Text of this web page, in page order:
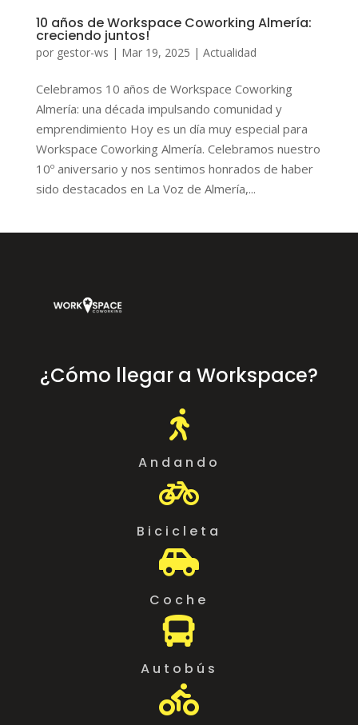
10 años de Workspace Coworking Almería:
creciendo juntos!
por gestor-ws | Mar 19, 2025 | Actualidad
Celebramos 10 años de Workspace Coworking
Almería: una década impulsando comunidad y
emprendimiento Hoy es un día muy especial para
Workspace Coworking Almería. Celebramos nuestro
10º aniversario y nos sentimos honrados de haber
sido destacados en La Voz de Almería,...
¿Cómo llegar a Workspace?

Andando

Bicicleta

Coche

Autobús
